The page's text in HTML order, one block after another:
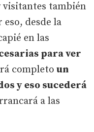
visitantes también
desde la
en las
para ver
completo un
y eso sucederá
a las